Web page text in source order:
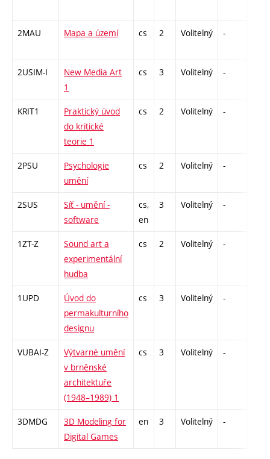
2MAU Mapa a území cs 2 Volitelný -
2USIM-I
New Media Art
1
cs 3 Volitelný -
KRIT1
Praktický úvod
do kritické
teorie 1
cs 2 Volitelný -
2PSU
Psychologie
umění
cs 2 Volitelný -
2SUS
Síť - umění -
software
cs,
en
3 Volitelný -
1ZT-Z
Sound art a
experimentální
hudba
cs 2 Volitelný -
1UPD
Úvod do
permakulturního
designu
cs 3 Volitelný -
VUBAI-Z
Výtvarné umění
v brněnské
architektuře
(1948–1989) 1
cs 3 Volitelný -
3DMDG
3D Modeling for
Digital Games
en 3 Volitelný -